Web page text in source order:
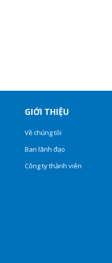
GIỚI THIỆU
Về chúng tôi
Ban lãnh đạo
Công ty thành viên